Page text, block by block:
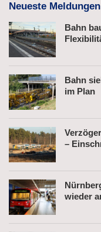
Neueste Meldungen
Bahn
Bahn
im Plan
–
wieder